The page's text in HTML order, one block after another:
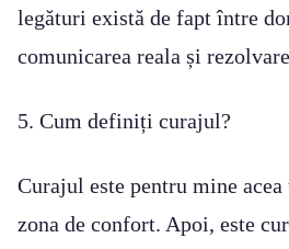
legături există de fapt între
comunicarea reala și
5. Cum definiți curajul?
Curajul este pentru mine
zona de confort. Apoi, este